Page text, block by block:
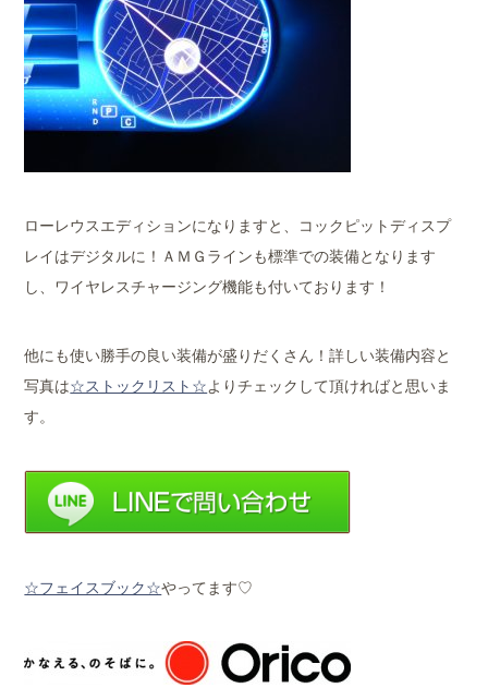
ローレウスエディションになりますと、コックピットディスプ
レイはデジタルに！ＡＭＧラインも標準での装備となります
し、ワイヤレスチャージング機能も付いております！
他にも使い勝手の良い装備が盛りだくさん！詳しい装備内容と
写真は☆ストックリスト☆よりチェックして頂ければと思いま
す。
☆フェイスブック☆やってます♡